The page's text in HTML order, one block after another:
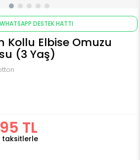
WHATSAPP DESTEK HATTI
Kollu Elbise Omuzu
(3 Yaş)
TL
taksitlerle